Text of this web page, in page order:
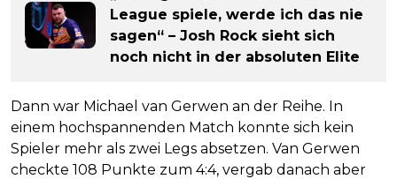
League spiele, werde ich das nie
sagen“ – Josh Rock sieht sich
noch nicht in der absoluten Elite
Dann war Michael van Gerwen an der Reihe. In
einem hochspannenden Match konnte sich kein
Spieler mehr als zwei Legs absetzen. Van Gerwen
checkte 108 Punkte zum 4:4, vergab danach aber